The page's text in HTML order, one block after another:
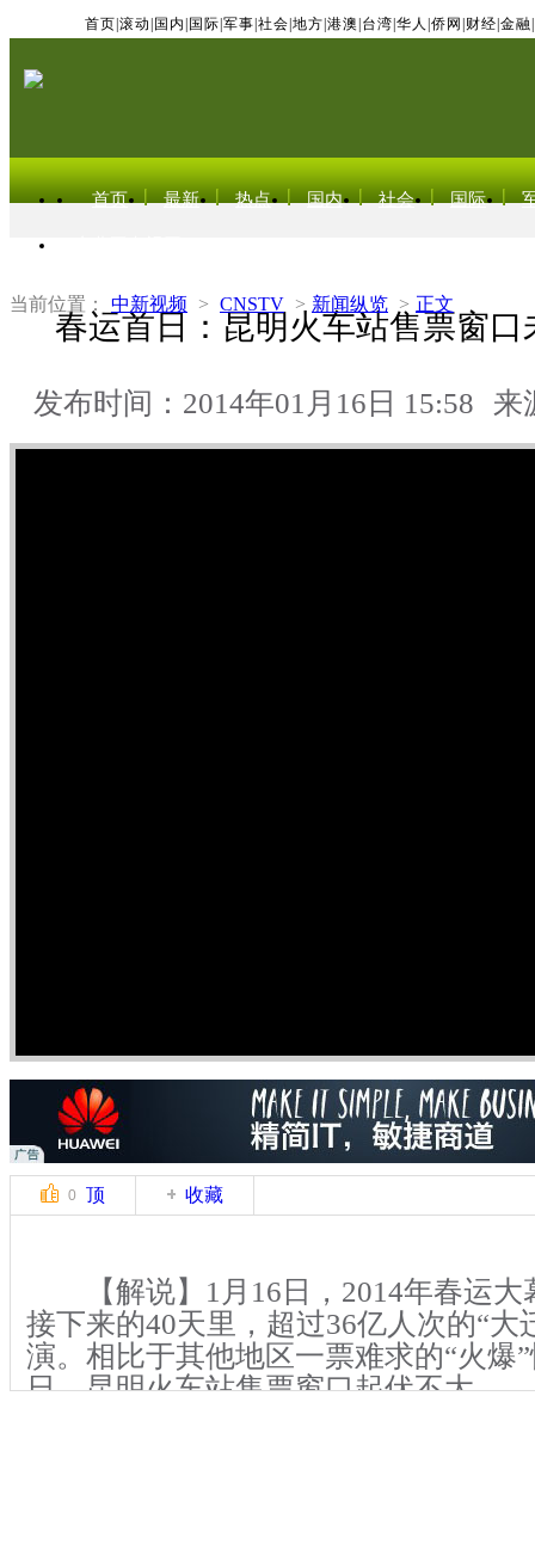
首页 滚动 国内 国际 军事 社会 地方 港澳 台湾 华人 侨网 财经 金融
首页 最新 热点 国内 社会 国际
当前位置： 中新视频 > CNSTV > 新闻纵览 > 正文
春运首日：昆明火车站售票窗口
发布时间：2014年01月16日 15:58 来
0 顶 收藏
【解说】1月16日，2014年春运大
接下来的40天里，超过36亿人次的“大
演。相比于其他地区一票难求的“火爆
日，昆明火车站售票窗口起伏不大。